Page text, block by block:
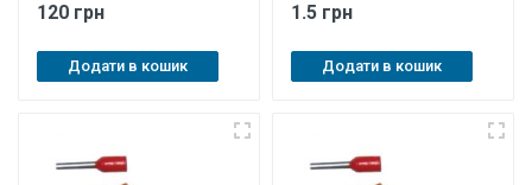
120 грн
Додати в кошик
1.5 грн
Додати в кошик